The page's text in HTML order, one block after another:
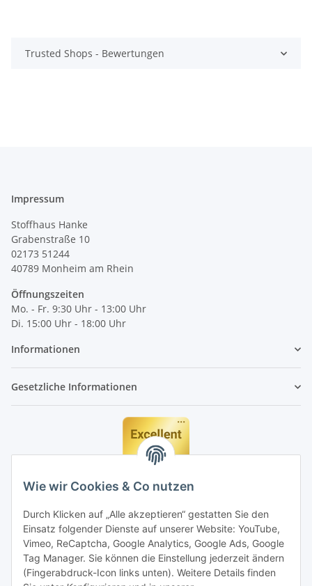
Wie wir Cookies & Co nutzen
Durch Klicken auf „Alle akzeptieren“ gestatten Sie den
Einsatz folgender Dienste auf unserer Website: YouTube,
Vimeo, ReCaptcha, Google Analytics, Google Ads, Google
Tag Manager. Sie können die Einstellung jederzeit ändern
(Fingerabdruck-Icon links unten). Weitere Details finden
Trusted Shops - Bewertungen
Impressum
Stoffhaus Hanke
Grabenstraße 10
02173 51244
40789 Monheim am Rhein
Öffnungszeiten
Mo. - Fr. 9:30 Uhr - 13:00 Uhr
Di. 15:00 Uhr - 18:00 Uhr
Informationen
Gesetzliche Informationen